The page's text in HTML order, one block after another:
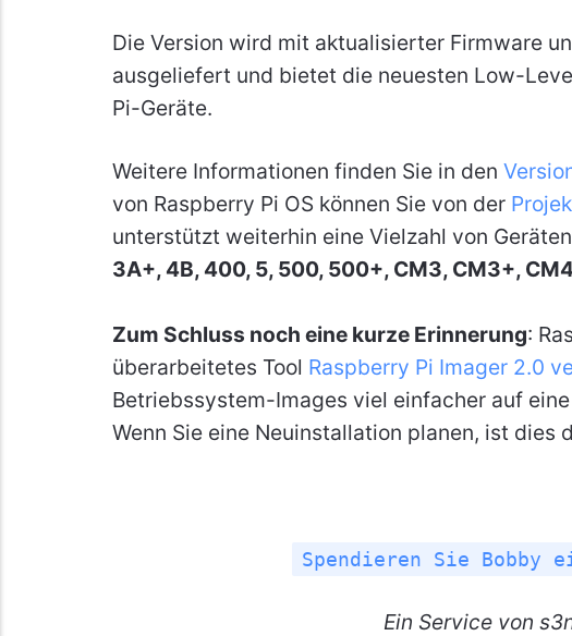
Die Version wird mit aktualisierter Firmware
ausgeliefert und bietet die neuesten Low-
Pi-Geräte.
Weitere Informationen finden Sie in den
von Raspberry Pi OS können Sie von der
unterstützt weiterhin eine Vielzahl von
3A+, 4B, 400, 5, 500, 500+, CM3, CM3+,
Zum Schluss noch eine kurze Erinnerung:
überarbeitetes Tool Raspberry Pi Imager 2.0
Betriebssystem-Images viel einfacher auf
Wenn Sie eine Neuinstallation planen, ist dies
Spendieren Sie Bobby
Ein Service von